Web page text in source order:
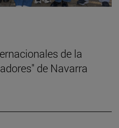
de la
de Navarra